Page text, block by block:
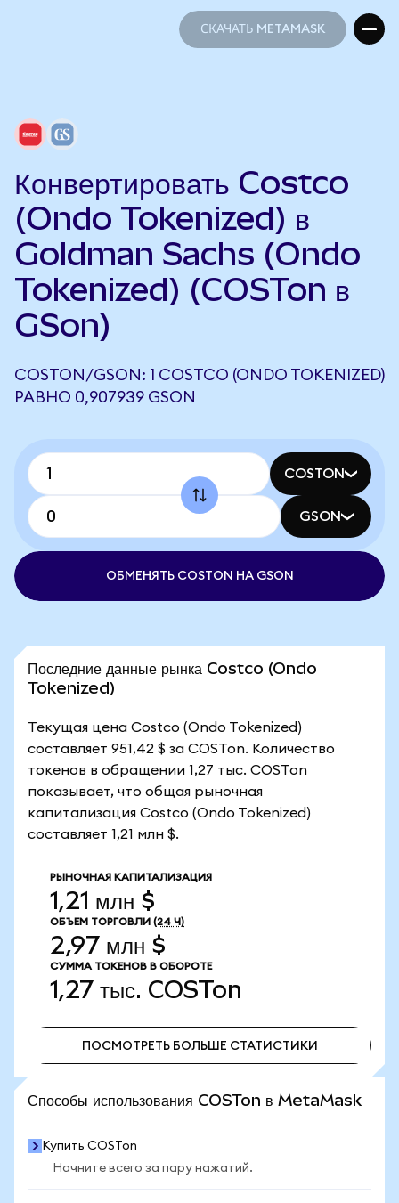
СКАЧАТЬ METAMASK
Конвертировать Costco
(Ondo Tokenized) в
Goldman Sachs (Ondo
Tokenized) (COSTon в
GSon)
COSTON/GSON: 1 COSTCO (ONDO TOKENIZED)
РАВНО 0,907939 GSON
COSTON
GSON
ОБМЕНЯТЬ COSTON НА GSON
Последние данные рынка Costco (Ondo
Tokenized)
Текущая цена Costco (Ondo Tokenized)
составляет 951,42 $ за COSTon. Количество
токенов в обращении 1,27 тыс. COSTon
показывает, что общая рыночная
капитализация Costco (Ondo Tokenized)
составляет 1,21 млн $.
РЫНОЧНАЯ КАПИТАЛИЗАЦИЯ
1,21 млн $
ОБЪЕМ ТОРГОВЛИ (24 Ч)
2,97 млн $
СУММА ТОКЕНОВ В ОБОРОТЕ
1,27 тыс. COSTon
ПОСМОТРЕТЬ БОЛЬШЕ СТАТИСТИКИ
Способы использования COSTon в MetaMask
Купить COSTon
Начните всего за пару нажатий.